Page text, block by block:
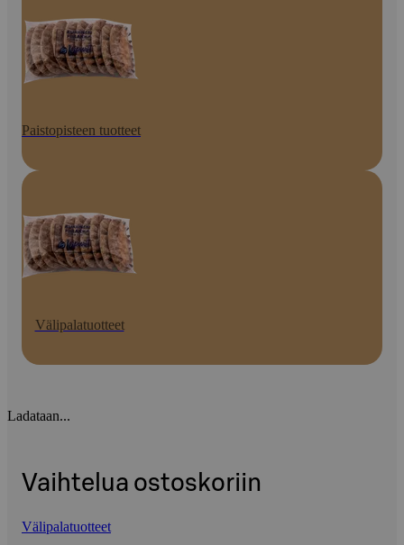
Paistopisteen tuotteet
Välipalatuotteet
Ladataan...
Vaihtelua ostoskoriin
Välipalatuotteet